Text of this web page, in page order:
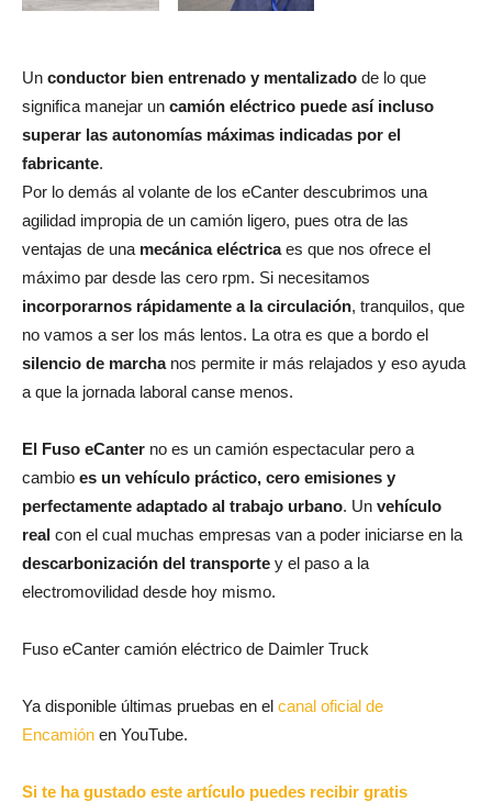
Un conductor bien entrenado y mentalizado de lo que
significa manejar un camión eléctrico puede así incluso
superar las autonomías máximas indicadas por el
fabricante.
Por lo demás al volante de los eCanter descubrimos una
agilidad impropia de un camión ligero, pues otra de las
ventajas de una mecánica eléctricaes que nos ofrece el
máximo par desde las cero rpm. Si necesitamos
incorporarnos rápidamente a la circulación, tranquilos, que
no vamos a ser los más lentos. La otra es que a bordo el
silencio de marchanos permite ir más relajados y eso ayuda
a que la jornada laboral canse menos.
El Fuso eCanter no es un camión espectacular pero a
cambio es un vehículo práctico, cero emisiones y
perfectamente adaptado al trabajo urbano. Un vehículo
real con el cual muchas empresas van a poder iniciarse en la
descarbonización del transporte y el paso a la
electromovilidad desde hoy mismo.
Fuso eCanter camión eléctrico de Daimler Truck
Ya disponible últimas pruebas en el canal oficial de
Encamión en YouTube.
Si te ha gustado este artículo puedes recibir gratis